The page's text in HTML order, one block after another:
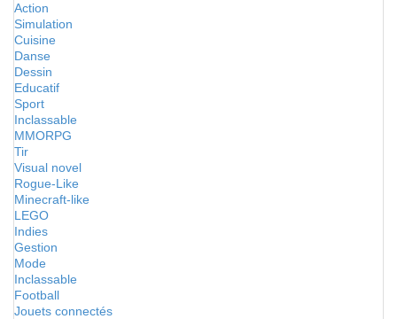
Action
Simulation
Cuisine
Danse
Dessin
Educatif
Sport
Inclassable
MMORPG
Tir
Visual novel
Rogue-Like
Minecraft-like
LEGO
Indies
Gestion
Mode
Inclassable
Football
Jouets connectés